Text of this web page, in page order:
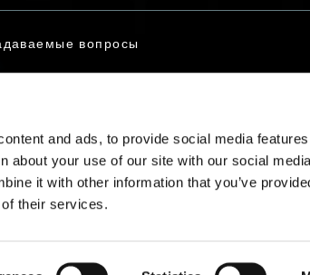
and ads, to provide social media
about your use of our site with our social
it with other information that you’ve
their services.
вопросы